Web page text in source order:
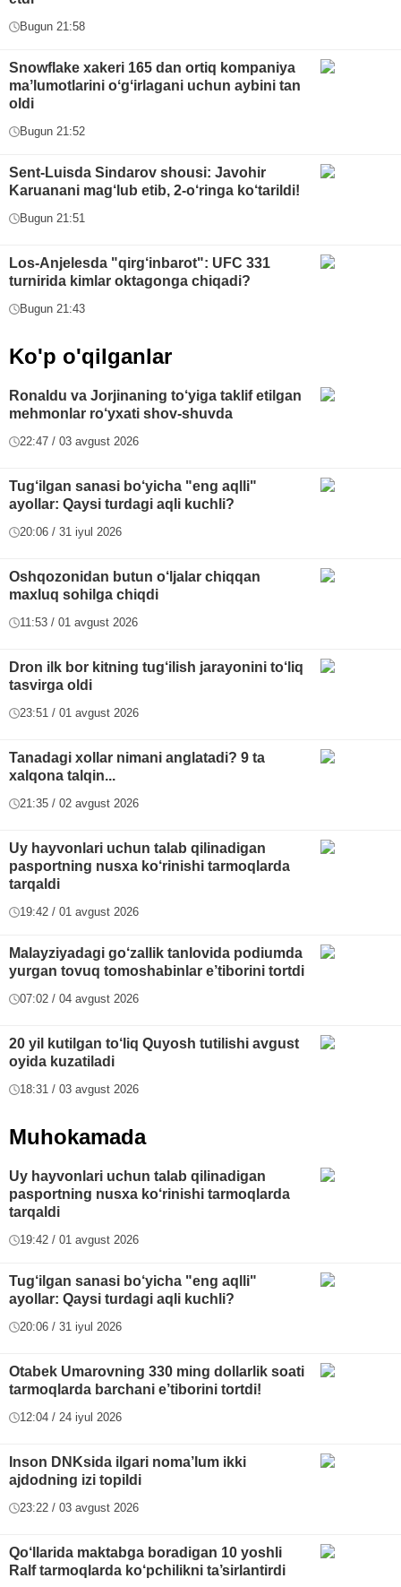
Bugun 21:58
Snowflake xakeri 165 dan ortiq kompaniya
maʼlumotlarini oʻgʻirlagani uchun aybini tan
oldi
Bugun 21:52
Sent-Luisda Sindarov shousi: Javohir
Karuanani mag‘lub etib, 2-o‘ringa ko‘tarildi!
Bugun 21:51
Los-Anjelesda "qirg‘inbarot": UFC 331
turnirida kimlar oktagonga chiqadi?
Bugun 21:43
Ko'p o'qilganlar
Ronaldu va Jorjinaning to‘yiga taklif etilgan
mehmonlar ro‘yxati shov-shuvda
22:47 / 03 avgust 2026
Tug‘ilgan sanasi bo‘yicha "eng aqlli"
ayollar: Qaysi turdagi aqli kuchli?
20:06 / 31 iyul 2026
Oshqozonidan butun o‘ljalar chiqqan
maxluq sohilga chiqdi
11:53 / 01 avgust 2026
Dron ilk bor kitning tug‘ilish jarayonini to‘liq
tasvirga oldi
23:51 / 01 avgust 2026
Tanadagi xollar nimani anglatadi? 9 ta
xalqona talqin...
21:35 / 02 avgust 2026
Uy hayvonlari uchun talab qilinadigan
pasportning nusxa ko‘rinishi tarmoqlarda
tarqaldi
19:42 / 01 avgust 2026
Malayziyadagi go‘zallik tanlovida podiumda
yurgan tovuq tomoshabinlar e’tiborini tortdi
07:02 / 04 avgust 2026
20 yil kutilgan to‘liq Quyosh tutilishi avgust
oyida kuzatiladi
18:31 / 03 avgust 2026
Muhokamada
Uy hayvonlari uchun talab qilinadigan
pasportning nusxa ko‘rinishi tarmoqlarda
tarqaldi
19:42 / 01 avgust 2026
Tug‘ilgan sanasi bo‘yicha "eng aqlli"
ayollar: Qaysi turdagi aqli kuchli?
20:06 / 31 iyul 2026
Otabek Umarovning 330 ming dollarlik soati
tarmoqlarda barchani e’tiborini tortdi!
12:04 / 24 iyul 2026
Inson DNKsida ilgari noma’lum ikki
ajdodning izi topildi
23:22 / 03 avgust 2026
Qo‘llarida maktabga boradigan 10 yoshli
Ralf tarmoqlarda ko‘pchilikni ta’sirlantirdi